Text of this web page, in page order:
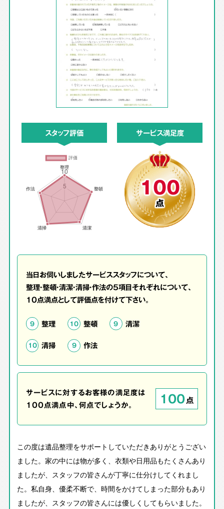
スタッフ評価 サービス満足度
100
点
当日お伺いしましたサービススタッフについて、
整理・整頓・清潔・清掃・作法の5項目それぞれについて、
10点満点として評価点を付けて下さい。
9 整理 10 整頓 9 清潔
10 清掃 9 作法
サービスに対するお客様の満足度は
100点満点中、何点でしょうか。
100点
この度は遺品整理をサポートしていただきありがとうござい
ました。家の中には物が多く、衣類や日用品もたくさんあり
ましたが、スタッフの皆さんが丁寧に仕分けしてくれまし
た。私自身、優柔不断で、時間をかけてしまった部分もあり
ましたが、スタッフの皆さんには優しくしてもらいました。